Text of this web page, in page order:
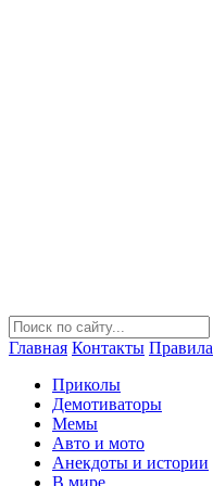
Главная Контакты Правила
Приколы
Демотиваторы
Мемы
Авто и мото
Анекдоты и истории
В мире